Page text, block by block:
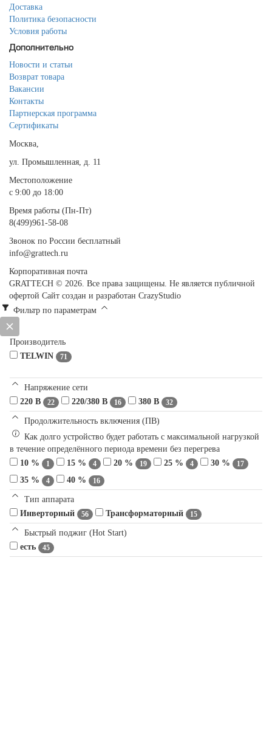
Доставка
Политика безопасности
Условия работы
Дополнительно
Новости и статьи
Возврат товара
Вакансии
Контакты
Партнерская программа
Сертификаты
Москва,
ул. Промышленная, д. 11
Местоположение
с 9:00 до 18:00
Время работы (Пн-Пт)
8(499)961-58-08
Звонок по России бесплатный
info@grattech.ru
Корпоративная почта
GRATTECH © 2026. Все права защищены. Не является публичной
офертой Сайт создан и разработан CrazyStudio
Фильтр по параметрам
Производитель
TELWIN
71
Напряжение сети
220 В
22 220/380 В 16 380 В 32
Продолжительность включения (ПВ)
Как долго устройство будет работать с максимальной нагрузкой
в течение определённого периода времени без перегрева
10 %
1 15 % 4 20 % 19 25 % 4 30 % 17
35 % 4 40 % 16
Тип аппарата
Инверторный
56 Трансформаторный 15
Быстрый поджиг (Hot Start)
есть
45